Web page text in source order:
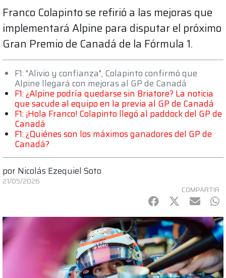
Franco Colapinto se refirió a las mejoras que
implementará Alpine para disputar el próximo
Gran Premio de Canadá de la Fórmula 1.
F1: "Alivio y confianza", Colapinto confirmó que
Alpine llegará con mejoras al GP de Canadá
F1: ¿Alpine podría quedarse sin Briatore? La noticia
que sacude al equipo en la previa al GP de Canadá
F1: ¡Hola Franco! Colapinto llegó al paddock del GP de
Canadá
F1: ¿Quiénes son los máximos ganadores del GP de
Canadá?
por Nicolás Ezequiel Soto
21/05/2026
COMPARTIR
Facebook
Twitter
mail